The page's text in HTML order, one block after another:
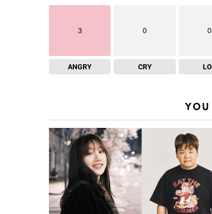
3
ANGRY
0
CRY
0
YOU